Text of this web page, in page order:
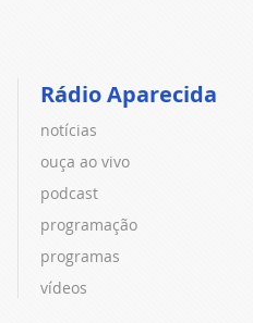
Rádio Aparecida
notícias
ouça ao vivo
podcast
programação
programas
vídeos